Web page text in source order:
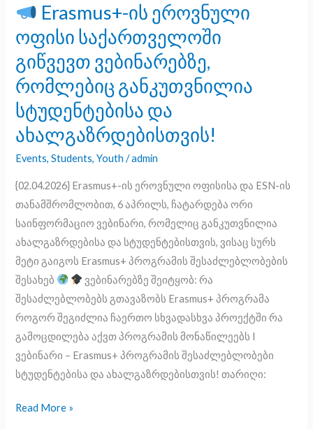
Erasmus+-ის ეროვნული
ოფისი საქართველოში
გიწვევთ ვებინარებზე,
რომლებიც განკუთვნილია
სტუდენტებისა და
ახალგაზრდებისთვის!
Events,Students,Youth /admin
{02.04.2026} Erasmus+-ის ეროვნული ოფისისა და ESN-ის
თანამშრომლობით, 6 აპრილს, ჩატარდება ორი
საინფორმაციო ვებინარი, რომელიც განკუთვნილია
ახალგაზრდებისა და სტუდენტებისთვის, ვისაც სურს
მეტი გაიგოს Erasmus+ პროგრამის შესაძლებლობების
შესახებ
ვებინარებზე შეიტყობ: რა
შესაძლებლობებს გთავაზობს Erasmus+ პროგრამა
როგორ შეგიძლია ჩაერთო სხვადასხვა პროექტში რა
გამოცდილება აქვთ პროგრამის მონაწილეებს I
ვებინარი – Erasmus+ პროგრამის შესაძლებლობები
სტუდენტებისა და ახალგაზრდებისთვის! თარიღი:
Erasmus+-
ის
ეროვნული
ოფისი
საქართველოში
გიწვევთ
ვებინარებზე,
რომლებიც
განკუთვნილია
სტუდენტებისა
და
ახალგაზრდებისთვის!
Read More »